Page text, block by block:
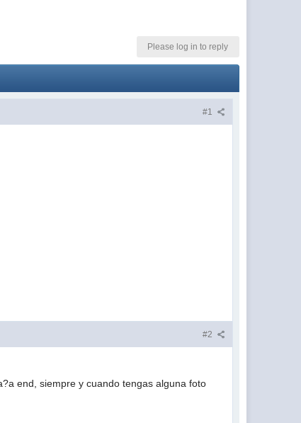
Please log in to reply
#1
#2
end, siempre y cuando tengas alguna foto